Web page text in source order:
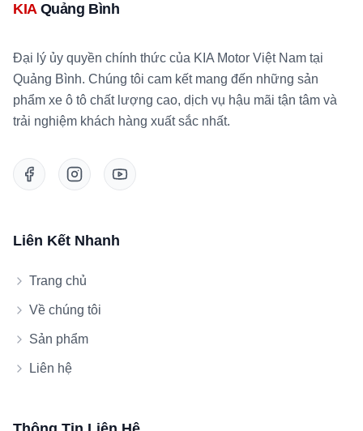
KIA Quảng Bình
Đại lý ủy quyền chính thức của KIA Motor Việt Nam tại
Quảng Bình. Chúng tôi cam kết mang đến những sản
phẩm xe ô tô chất lượng cao, dịch vụ hậu mãi tận tâm và
trải nghiệm khách hàng xuất sắc nhất.
Liên Kết Nhanh
Trang chủ
Về chúng tôi
Sản phẩm
Liên hệ